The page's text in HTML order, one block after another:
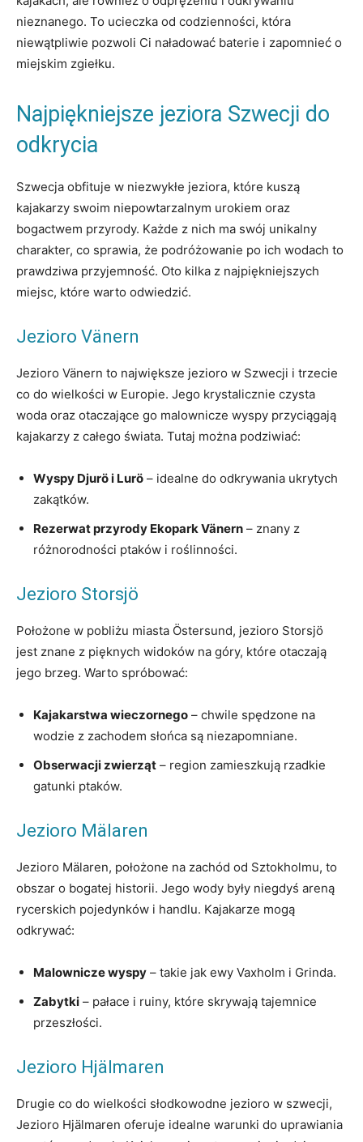
nieznanego. To ucieczka od codzienności, która
niewątpliwie pozwoli Ci naładować baterie i zapomnieć o
miejskim zgiełku.
Najpiękniejsze jeziora Szwecji do
odkrycia
Szwecja obfituje w niezwykłe jeziora, które kuszą
kajakarzy swoim niepowtarzalnym urokiem oraz
bogactwem przyrody. Każde z nich ma swój unikalny
charakter, co sprawia, że podróżowanie po ich wodach to
prawdziwa przyjemność. Oto kilka z najpiękniejszych
miejsc, które warto odwiedzić.
Jezioro Vänern
Jezioro Vänern to największe jezioro w Szwecji i trzecie
co do wielkości w Europie. Jego krystalicznie czysta
woda oraz otaczające go malownicze wyspy przyciągają
kajakarzy z całego świata. Tutaj można podziwiać:
Wyspy Djurö i Lurö – idealne do odkrywania ukrytych
zakątków.
Rezerwat przyrody Ekopark Vänern – znany z
różnorodności ptaków i roślinności.
Jezioro Storsjö
Położone w pobliżu miasta Östersund, jezioro Storsjö
jest znane z pięknych widoków na góry, które otaczają
jego brzeg. Warto spróbować:
Kajakarstwa wieczornego – chwile spędzone na
wodzie z zachodem słońca są niezapomniane.
Obserwacji zwierząt – region zamieszkują rzadkie
gatunki ptaków.
Jezioro Mälaren
Jezioro Mälaren, położone na zachód od Sztokholmu, to
obszar o bogatej historii. Jego wody były niegdyś areną
rycerskich pojedynków i handlu. Kajakarze mogą
odkrywać:
Malownicze wyspy – takie jak ewy Vaxholm i Grinda.
Zabytki – pałace i ruiny, które skrywają tajemnice
przeszłości.
Jezioro Hjälmaren
Drugie co do wielkości słodkowodne jezioro w szwecji,
Jezioro Hjälmaren oferuje idealne warunki do uprawiania